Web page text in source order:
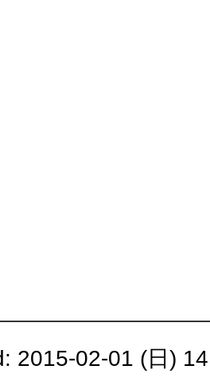
2015-02-01 (日)